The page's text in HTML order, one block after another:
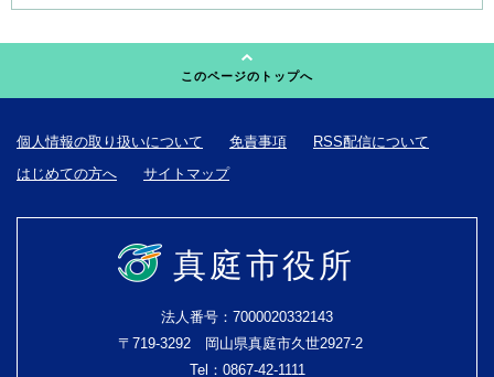
このページのトップへ
個人情報の取り扱いについて 免責事項
RSS配信について
はじめての方へ
サイトマップ
真庭市役所
法人番号：7000020332143
〒719-3292 岡山県真庭市久世2927-2
Tel：0867-42-1111